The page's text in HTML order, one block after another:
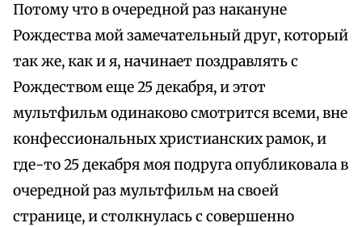
Потому что в очередной раз накануне
Рождества мой замечательный друг, который
так же, как и я, начинает поздравлять с
Рождеством еще 25 декабря, и этот
мультфильм одинаково смотрится всеми, вне
конфессиональных христианских рамок, и
где-то 25 декабря моя подруга опубликовала в
очередной раз мультфильм на своей
странице, и столкнулась с совершенно